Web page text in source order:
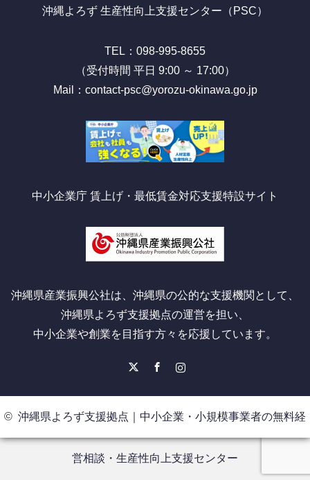
沖縄よろず 生産性向上支援センター（PSC）
TEL：098-995-8655
（受付時間 平日 9:00 ～ 17:00）
Mail：contact-psc@yorozu-okinawa.go.jp
中小企業庁 賃上げ・最低賃金対応支援特設サイト
沖縄県産業振興公社は、沖縄県の公的な支援機関として、
沖縄県よろず支援拠点の運営を担い、
中小企業や創業を目指す方々を応援しています。
© 沖縄県よろず支援拠点｜中小企業・小規模事業者の無料経
営相談・生産性向上支援センター